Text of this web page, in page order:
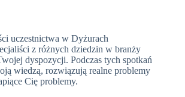
uczestnictwa w Dyżurach
z różnych dziedzin w branży
dyspozycji. Podczas tych spotkań
wiedzą, rozwiązują realne problemy
Cię problemy.